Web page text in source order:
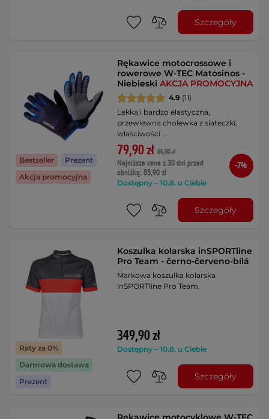
Szczegóły
Bestseller
Prezent
Akcja promocyjna
Rękawice motocrossowe i
rowerowe W-TEC Matosinos -
NiebieskiAKCJA PROMOCYJNA
4.9 (11)
Lekka i bardzo elastyczna,
przewiewna cholewka z siateczki,
właściwości …
79,90 zł 85,90 zł
Najniższa cena z 30 dni przed
obniżką: 85,90 zł
Dostępny – 10.8. u Ciebie
-7%
Szczegóły
Raty za 0%
Darmowa dostawa
Prezent
Koszulka kolarska inSPORTline
Pro Team - černo-červeno-bílá
Markowa koszulka kolarska
inSPORTline Pro Team.
349,90 zł
Dostępny – 10.8. u Ciebie
Szczegóły